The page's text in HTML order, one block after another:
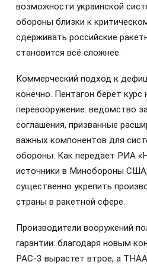
возможности украинской
обороны близки к
сдерживать российские
становится всё сложнее.
Коммерческий подход к
конечно. Пентагон берет курс
перевооружение: ведомство
соглашения, призванные
важных компонентов для
обороны. Как передает РИА
источники в Минобороны
существенно укрепить
страны в ракетной сфере.
Производители вооружений
гарантии: благодаря новым
PAC-3 вырастет втрое, а